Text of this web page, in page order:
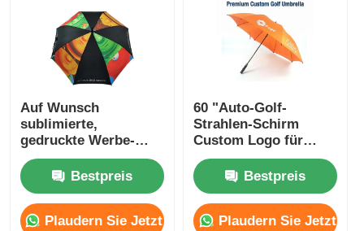
Auf Wunsch
sublimierte,
gedruckte Werbe-
Schirme
Automatisches
Öffnungs-Schirm
Bestpreis
Plaudern Sie Jetzt
60 "Auto-Golf-
Strahlen-Schirm
Custom Logo für
Nigeria
Geschäftsgeschenke
Bestpreis
Plaudern Sie Jetzt